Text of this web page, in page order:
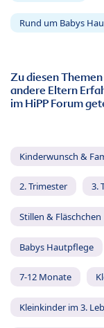
Rund um Babys
Zu diesen
andere Eltern
im HiPP Forum
Kinderwunsch &
2. Trimester 3.
Stillen & Fläschchen
Babys Hautpflege
7-12 Monate
Kleinkinder im 3.